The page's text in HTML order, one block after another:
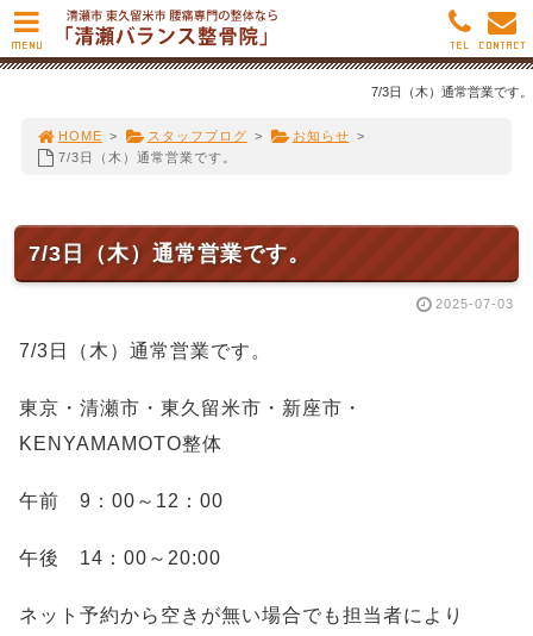
7/3日（木）通常営業です。
HOME > スタッフブログ > お知らせ >
7/3日（木）通常営業です。
7/3日（木）通常営業です。
2025-07-03
7/3日（木）通常営業です。
東京・清瀬市・東久留米市・新座市・
KENYAMAMOTO整体
午前 9：00～12：00
午後 14：00～20:00
ネット予約から空きが無い場合でも担当者により
MENU CONTACT
TEL